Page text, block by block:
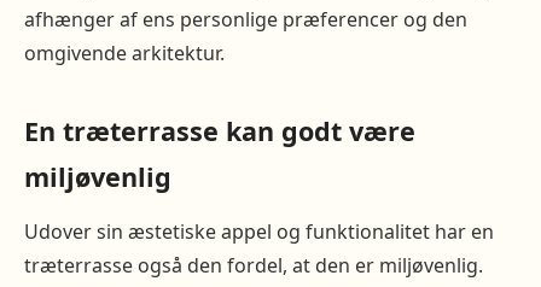
afhænger af ens personlige præferencer og den
omgivende arkitektur.
En træterrasse kan godt være
miljøvenlig
Udover sin æstetiske appel og funktionalitet har en
træterrasse også den fordel, at den er miljøvenlig.